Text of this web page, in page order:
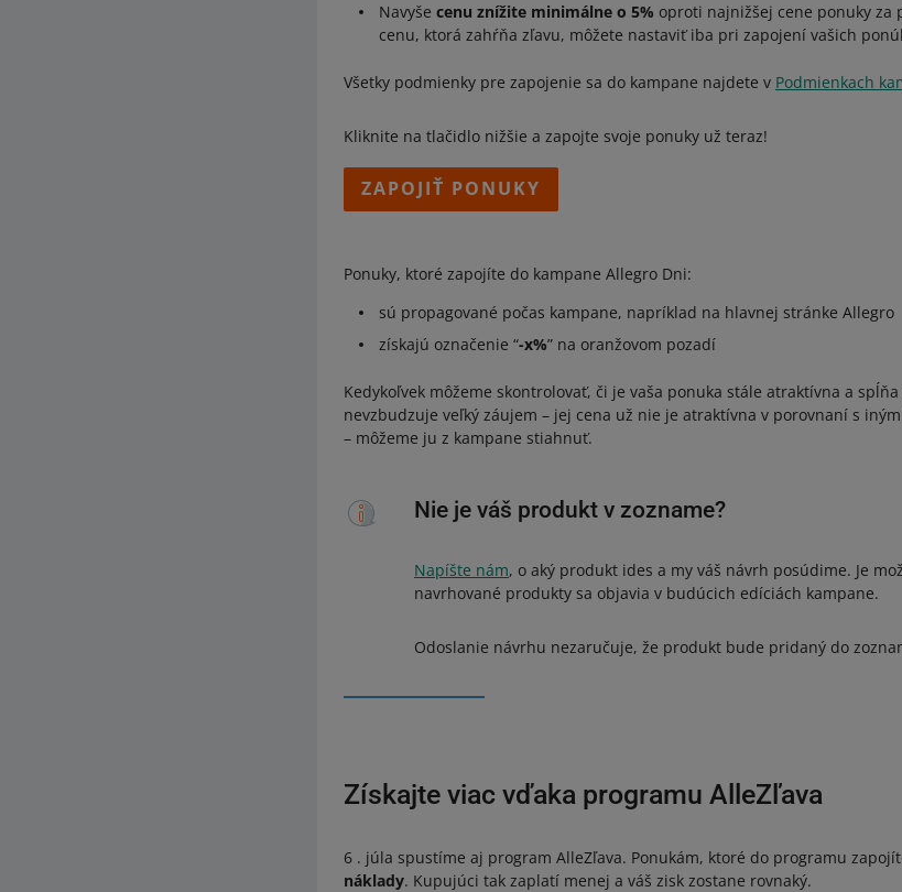
Navyše cenu znížite minimálne o 5% oproti najnižšej cene ponuky za
cenu, ktorá zahŕňa zľavu, môžete nastaviť iba pri zapojení vašich
Všetky podmienky pre zapojenie sa do kampane najdete v Podmienkach
Kliknite na tlačidlo nižšie a zapojte svoje ponuky už teraz!
ZAPOJIŤ PONUKY
Ponuky, ktoré zapojíte do kampane Allegro Dni:
sú propagované počas kampane, napríklad na hlavnej stránke Allegro
získajú označenie “-x%” na oranžovom pozadí
Kedykoľvek môžeme skontrolovať, či je vaša ponuka stále atraktívna a
nevzbudzuje veľký záujem – jej cena už nie je atraktívna v porovnaní s
– môžeme ju z kampane stiahnuť.
Nie je váš produkt v zozname?
Napíšte nám, o aký produkt ides a my váš návrh posúdime. Je
navrhované produkty sa objavia v budúcich edíciách kampane.
Odoslanie návrhu nezaručuje, že produkt bude pridaný do
Získajte viac vďaka programu AlleZľava
6 . júla spustíme aj program AlleZľava. Ponukám, ktoré do programu
náklady. Kupujúci tak zaplatí menej a váš zisk zostane rovnaký.